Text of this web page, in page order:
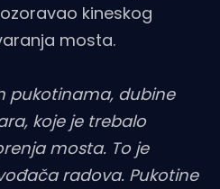
kineskog
mosta.
pukotinama, dubine
koje je trebalo
mosta. To je
radova. Pukotine